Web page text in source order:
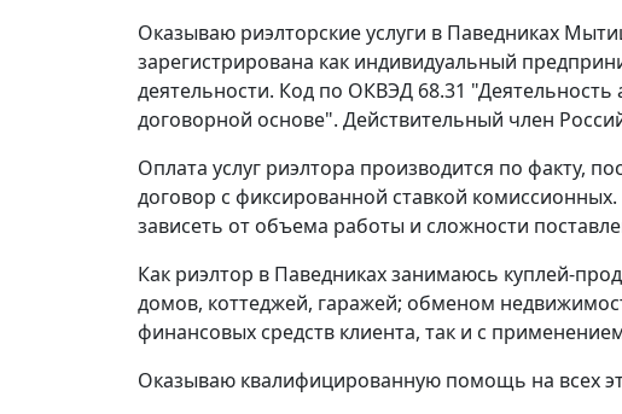
Оказываю риэлторские услуги в Паведниках
зарегистрирована как индивидуальный
деятельности. Код по ОКВЭД 68.31
договорной основе". Действительный член
Оплата услуг риэлтора производится по факту,
договор с фиксированной ставкой
зависеть от объема работы и сложности
Как риэлтор в Паведниках занимаюсь куплей-
домов, коттеджей, гаражей; обменом
финансовых средств клиента, так и с
Оказываю квалифицированную помощь на всех